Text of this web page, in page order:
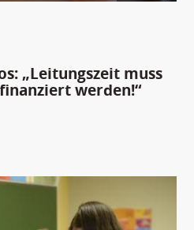
„Leitungszeit muss
werden!“